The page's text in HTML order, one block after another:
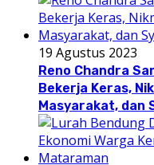
19 Agustus 2023
Reno Chandra
Bekerja Keras,
Masyarakat, dan